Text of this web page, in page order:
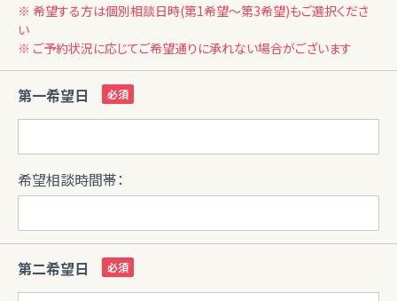
※ 希望する方は個別相談日時(第1希望〜第3希望)もご選択くださ
い
※ ご予約状況に応じてご希望通りに承れない場合がございます
第一希望日
希望相談時間帯：
第二希望日